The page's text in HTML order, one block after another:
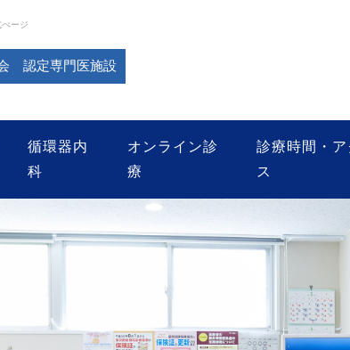
ージ
認定専門医施設
循環器内
科
オンライン診
療
診療時間・ア
ス